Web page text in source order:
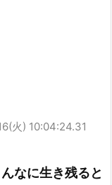
火) 10:04:24.31
なに生き残ると